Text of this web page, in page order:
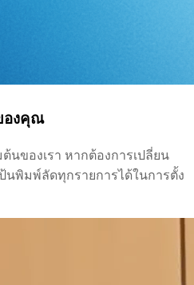
องคุณ
นของเรา หากต้องการเปลี่ยน
นพิมพ์ลัดทุกรายการได้ในการตั้ง